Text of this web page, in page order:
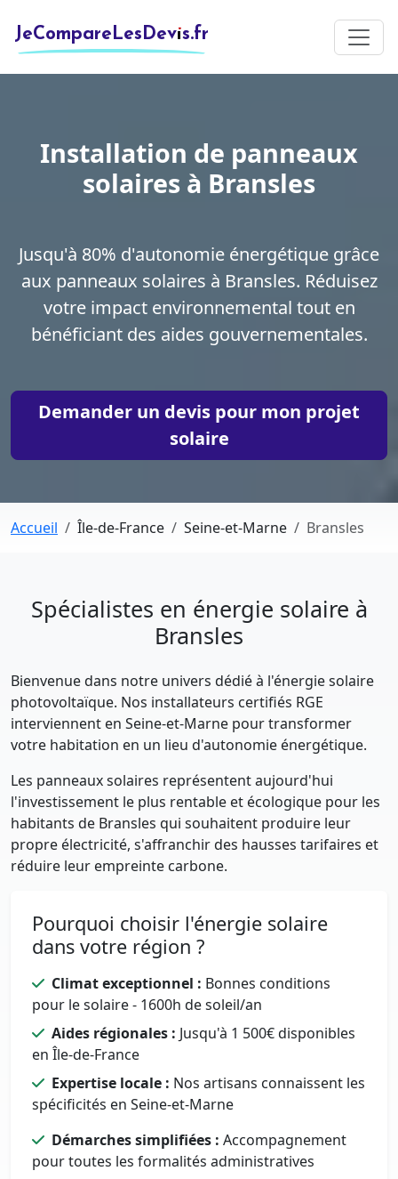
JeCompareLesDevis.fr
Installation de panneaux
solaires à Bransles
Jusqu'à 80% d'autonomie énergétique grâce
aux panneaux solaires à Bransles. Réduisez
votre impact environnemental tout en
bénéficiant des aides gouvernementales.
Demander un devis pour mon projet
solaire
Accueil Île-de-France Seine-et-Marne Bransles
Spécialistes en énergie solaire à
Bransles
Bienvenue dans notre univers dédié à l'énergie solaire
photovoltaïque. Nos installateurs certifiés RGE
interviennent en Seine-et-Marne pour transformer
votre habitation en un lieu d'autonomie énergétique.
Les panneaux solaires représentent aujourd'hui
l'investissement le plus rentable et écologique pour les
habitants de Bransles qui souhaitent produire leur
propre électricité, s'affranchir des hausses tarifaires et
réduire leur empreinte carbone.
Pourquoi choisir l'énergie solaire
dans votre région ?
Climat exceptionnel : Bonnes conditions
pour le solaire - 1600h de soleil/an
Aides régionales : Jusqu'à 1 500€ disponibles
en Île-de-France
Expertise locale : Nos artisans connaissent les
spécificités en Seine-et-Marne
Démarches simplifiées : Accompagnement
pour toutes les formalités administratives